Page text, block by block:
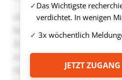
Das Wichtigste
verdichtet. In wenigen
3x wöchentlich
JETZT